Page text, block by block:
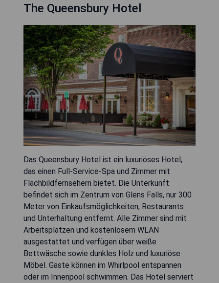
The Queensbury Hotel
Das Queensbury Hotel ist ein luxuriöses Hotel,
das einen Full-Service-Spa und Zimmer mit
Flachbildfernsehern bietet. Die Unterkunft
befindet sich im Zentrum von Glens Falls, nur 300
Meter von Einkaufsmöglichkeiten, Restaurants
und Unterhaltung entfernt. Alle Zimmer sind mit
Arbeitsplätzen und kostenlosem WLAN
ausgestattet und verfügen über weiße
Bettwäsche sowie dunkles Holz und luxuriöse
Möbel. Gäste können im Whirlpool entspannen
oder im Innenpool schwimmen. Das Hotel serviert